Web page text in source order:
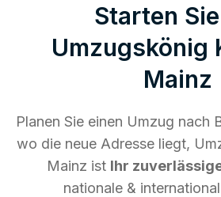
Starten
Umzugskönig
Mainz
Planen Sie einen Umzug nach
wo die neue Adresse liegt,
Mainz ist Ihr
nationale &